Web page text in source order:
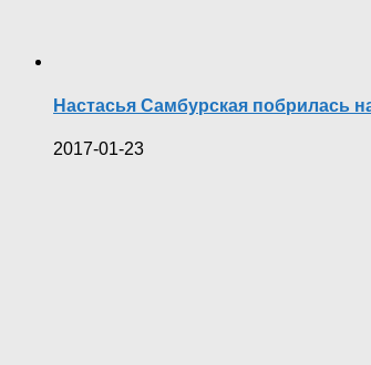
Настасья Самбурская побрилась
2017-01-23